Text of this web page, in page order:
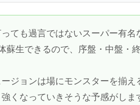
ても過言ではないスーパー有名
蘇生できるので、序盤・中盤・
ジョンは場にモンスターを揃え
くなっていきそうな予感がしま